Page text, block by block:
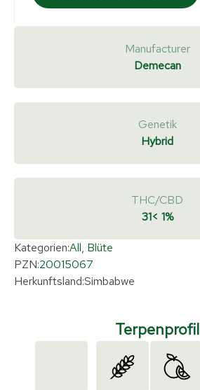
Manufacturer
Demecan
Genetik
Hybrid
THC/CBD
31< 1%
Kategorien:All, Blüte
PZN:20015067
Herkunftsland:Simbabwe
Terpenprofil